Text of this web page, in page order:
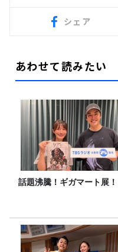
シェア
あわせて読みたい
話題沸騰！ギガマート展！